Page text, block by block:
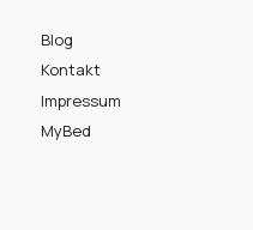
Blog
Kontakt
Impressum
MyBed